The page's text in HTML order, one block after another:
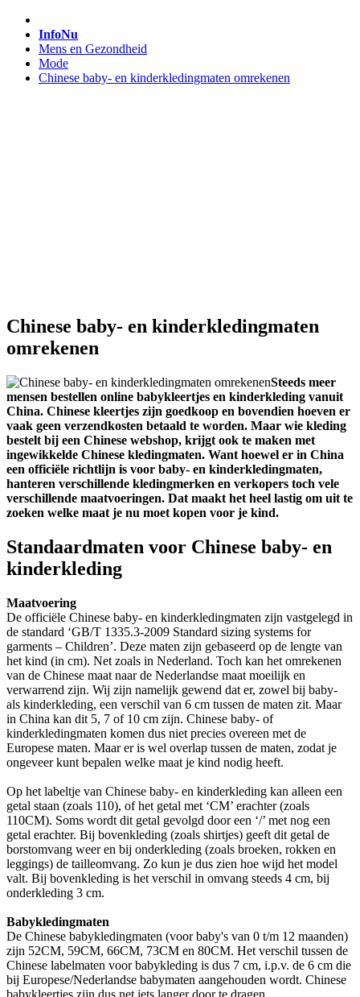
InfoNu
Mens en Gezondheid
Mode
Chinese baby- en kinderkledingmaten omrekenen
Chinese baby- en kinderkledingmaten
omrekenen
Steeds meer
mensen bestellen online babykleertjes en kinderkleding vanuit
China. Chinese kleertjes zijn goedkoop en bovendien hoeven er
vaak geen verzendkosten betaald te worden. Maar wie kleding
bestelt bij een Chinese webshop, krijgt ook te maken met
ingewikkelde Chinese kledingmaten. Want hoewel er in China
een officiële richtlijn is voor baby- en kinderkledingmaten,
hanteren verschillende kledingmerken en verkopers toch vele
verschillende maatvoeringen. Dat maakt het heel lastig om uit te
zoeken welke maat je nu moet kopen voor je kind.
Standaardmaten voor Chinese baby- en
kinderkleding
Maatvoering
De officiële Chinese baby- en kinderkledingmaten zijn vastgelegd in
de standard ‘GB/T 1335.3-2009 Standard sizing systems for
garments – Children’. Deze maten zijn gebaseerd op de lengte van
het kind (in cm). Net zoals in Nederland. Toch kan het omrekenen
van de Chinese maat naar de Nederlandse maat moeilijk en
verwarrend zijn. Wij zijn namelijk gewend dat er, zowel bij baby-
als kinderkleding, een verschil van 6 cm tussen de maten zit. Maar
in China kan dit 5, 7 of 10 cm zijn. Chinese baby- of
kinderkledingmaten komen dus niet precies overeen met de
Europese maten. Maar er is wel overlap tussen de maten, zodat je
ongeveer kunt bepalen welke maat je kind nodig heeft.
Op het labeltje van Chinese baby- en kinderkleding kan alleen een
getal staan (zoals 110), of het getal met ‘CM’ erachter (zoals
110CM). Soms wordt dit getal gevolgd door een ‘/’ met nog een
getal erachter. Bij bovenkleding (zoals shirtjes) geeft dit getal de
borstomvang weer en bij onderkleding (zoals broeken, rokken en
leggings) de tailleomvang. Zo kun je dus zien hoe wijd het model
valt. Bij bovenkleding is het verschil in omvang steeds 4 cm, bij
onderkleding 3 cm.
Babykledingmaten
De Chinese babykledingmaten (voor baby's van 0 t/m 12 maanden)
zijn 52CM, 59CM, 66CM, 73CM en 80CM. Het verschil tussen de
Chinese labelmaten voor babykleding is dus 7 cm, i.p.v. de 6 cm die
bij Europese/Nederlandse babymaten aangehouden wordt. Chinese
babykleertjes zijn dus net iets langer door te dragen.